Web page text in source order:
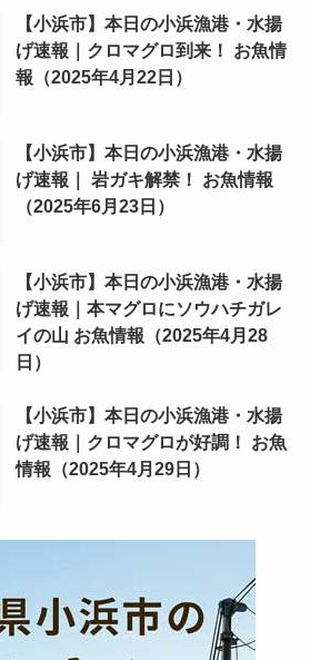
【小浜市】本日の小浜漁港・水揚
げ速報｜クロマグロ到来！ お魚情
報（2025年4月22日）
【小浜市】本日の小浜漁港・水揚
げ速報｜ 岩ガキ解禁！ お魚情報
（2025年6月23日）
【小浜市】本日の小浜漁港・水揚
げ速報｜本マグロにソウハチガレ
イの山 お魚情報（2025年4月28
日）
【小浜市】本日の小浜漁港・水揚
げ速報｜クロマグロが好調！ お魚
情報（2025年4月29日）